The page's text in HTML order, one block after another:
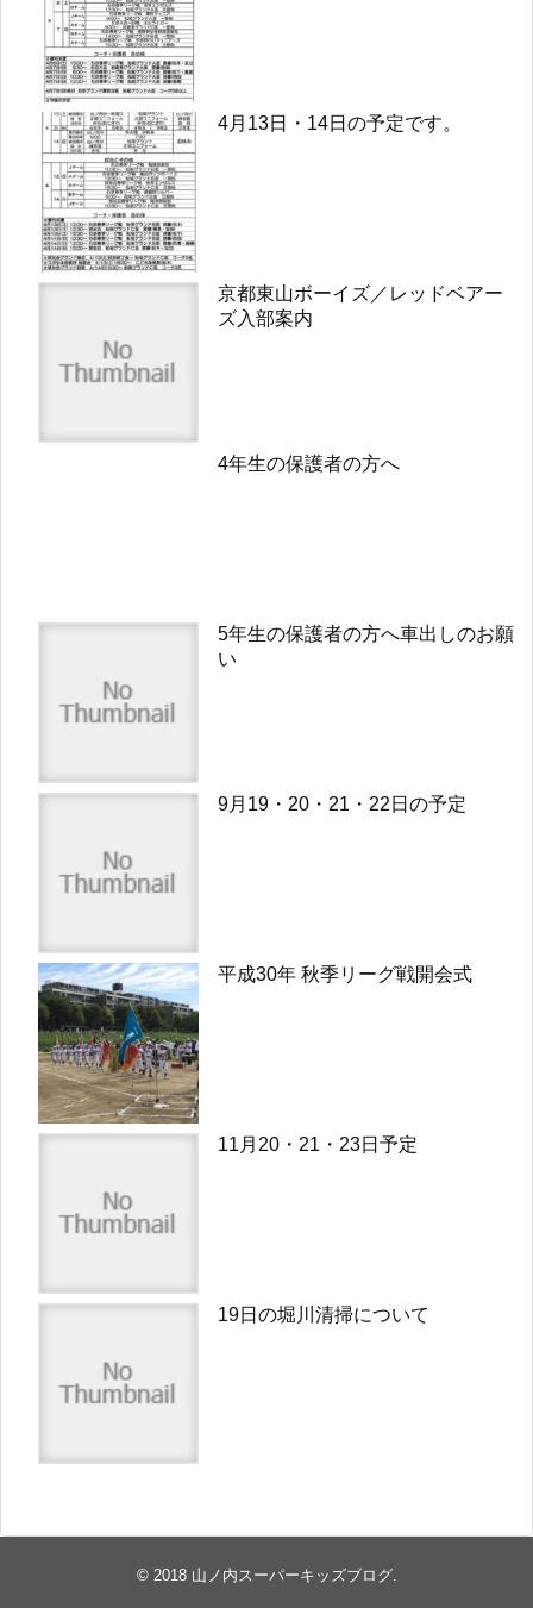
4月13日・14日の予定です。
京都東山ボーイズ／レッドベアー
ズ入部案内
4年生の保護者の方へ
5年生の保護者の方へ車出しのお願
い
9月19・20・21・22日の予定
平成30年 秋季リーグ戦開会式
11月20・21・23日予定
19日の堀川清掃について
© 2018 山ノ内スーパーキッズブログ.